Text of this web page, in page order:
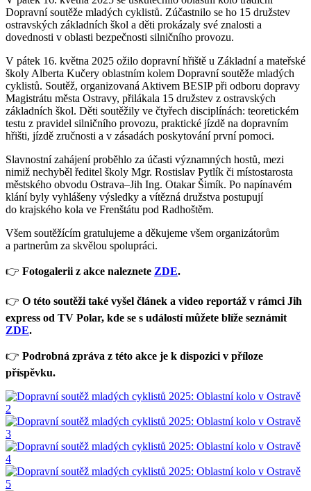
Dopravní soutěže mladých cyklistů. Zúčastnilo se ho 15 družstev
ostravských základních škol a děti prokázaly své znalosti a
dovednosti v oblasti bezpečnosti silničního provozu.
V pátek 16. května 2025 ožilo dopravní hřiště u Základní a mateřské
školy Alberta Kučery oblastním kolem Dopravní soutěže mladých
cyklistů. Soutěž, organizovaná Aktivem BESIP při odboru dopravy
Magistrátu města Ostravy, přilákala 15 družstev z ostravských
základních škol. Děti soutěžily ve čtyřech disciplínách: teoretickém
testu z pravidel silničního provozu, praktické jízdě na dopravním
hřišti, jízdě zručnosti a v zásadách poskytování první pomoci.
Slavnostní zahájení proběhlo za účasti významných hostů, mezi
nimiž nechyběl ředitel školy Mgr. Rostislav Pytlík či místostarosta
městského obvodu Ostrava–Jih Ing. Otakar Šimík. Po napínavém
klání byly vyhlášeny výsledky a vítězná družstva postupují
do krajského kola ve Frenštátu pod Radhoštěm.
Všem soutěžícím gratulujeme a děkujeme všem organizátorům
a partnerům za skvělou spolupráci.
👉 Fotogalerii z akce naleznete ZDE.
👉 O této soutěži také vyšel článek a video reportáž v rámci Jih
express od TV Polar, kde se s událostí můžete blíže seznámit
ZDE.
👉 Podrobná zpráva z této akce je k dispozici v příloze
příspěvku.